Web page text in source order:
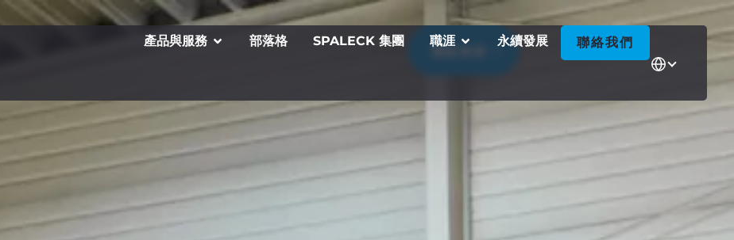
產品與服務 部落格 SPALECK 集團 職涯 永續發展 聯絡我們
聯絡專家